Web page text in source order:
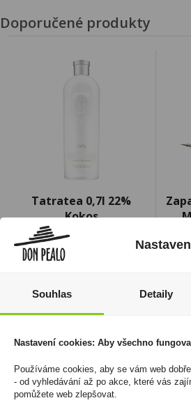
Doporučené produkty
Tatratea 0,7l 22%
Kokos
459 Kč
Cena za:
Souhlas Detaily
Nastavení cookies: Aby všechno
Používáme cookies, aby se vám web
- od vyhledávání až po akce, které vás
pomůžete web zlepšovat.